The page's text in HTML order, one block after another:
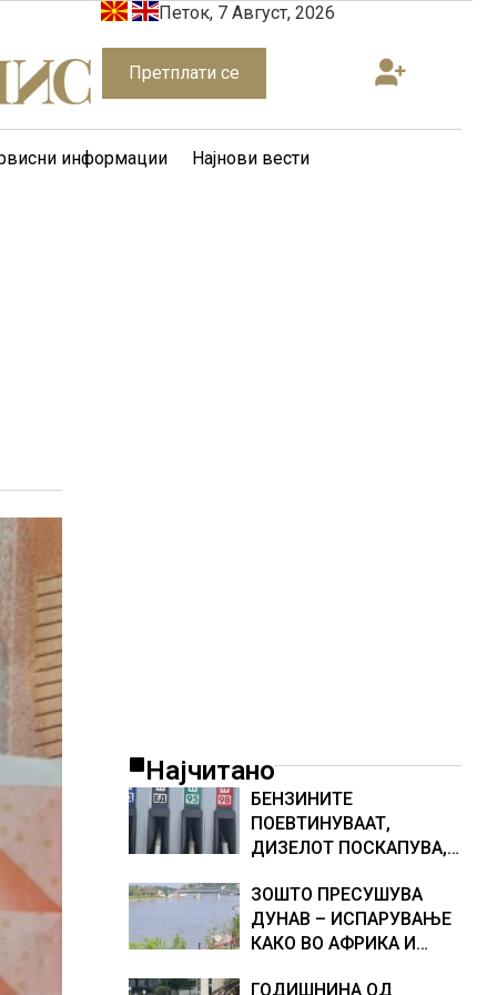
Петок, 7 Август, 2026
Претплати се
информации Најнови вести
Најчитано
БЕНЗИНИТЕ
ПОЕВТИНУВААТ,
ДИЗЕЛОТ ПОСКАПУВА,
ГОРИВАТА
ЗОШТО ПРЕСУШУВА
ДУНАВ – ИСПАРУВАЊЕ
КАКО ВО АФРИКА И
ГОДИШНИНА ОД